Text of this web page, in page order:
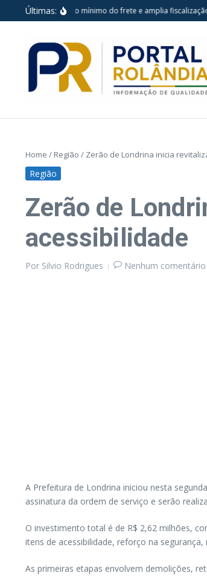
Ir para o conteúdo
Últimas:
lei reforça piso mínimo do frete e amplia fiscalização no
Home / Região / Zerão de Londrina inicia
Região
Zerão de
acessibilidade
Por Silvio Rodrigues Nenhum comentário
A Prefeitura de Londrina iniciou nesta
assinatura da ordem de serviço e serão
O investimento total é de R$ 2,62 milhões,
itens de acessibilidade, reforço na
As primeiras etapas envolvem demolições,